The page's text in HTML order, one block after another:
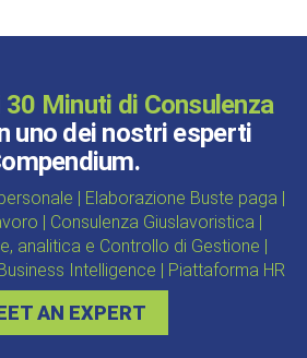
30 Minuti di Consulenza
uno dei nostri esperti
| Elaborazione Buste paga |
| Consulenza Giuslavoristica |
analitica e Controllo di Gestione |
Intelligence | Piattaforma HR
AN EXPERT